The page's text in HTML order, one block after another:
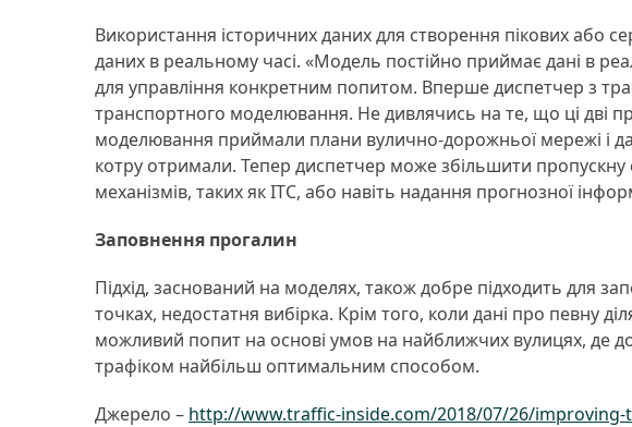
Використання історичних даних для створення пікових або
даних в реальному часі. «Модель постійно приймає дані в
для управління конкретним попитом. Вперше диспетчер з
транспортного моделювання. Не дивлячись на те, що ці дві
моделювання приймали плани вулично-дорожньої мережі і
котру отримали. Тепер диспетчер може збільшити
механізмів, таких як ІТС, або навіть надання прогнозної
Заповнення прогалин
Підхід, заснований на моделях, також добре підходить для
точках, недостатня вибірка. Крім того, коли дані про певну
можливий попит на основі умов на найближчих вулицях, де
трафіком найбільш оптимальним способом.
Джерело – http://www.traffic-inside.com/2018/07/26/